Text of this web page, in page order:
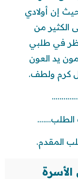
إن أولادي
الكثير من
في طلبي
يد العون
كرم ولطف.
الطلب…….
المقدم.